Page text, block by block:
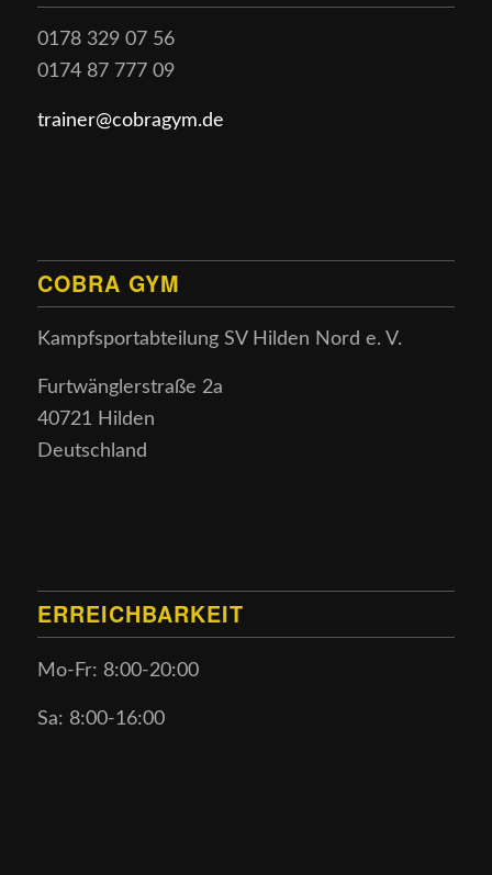
0178 329 07 56
0174 87 777 09
trainer@cobragym.de
COBRA GYM
Kampfsportabteilung SV Hilden Nord e. V.
Furtwänglerstraße 2a
40721 Hilden
Deutschland
ERREICHBARKEIT
Mo-Fr: 8:00-20:00
Sa: 8:00-16:00